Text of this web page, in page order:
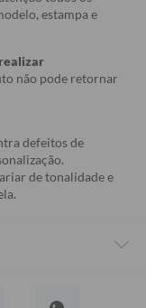
estampa e
não pode retornar
defeitos de
de tonalidade e